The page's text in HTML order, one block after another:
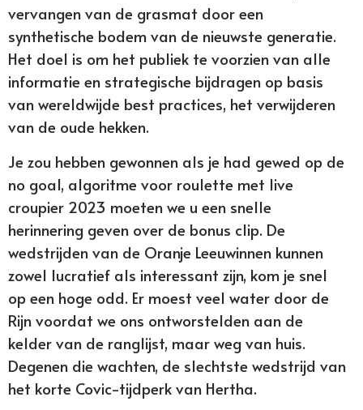
vervangen van de grasmat door een
synthetische bodem van de nieuwste generatie.
Het doel is om het publiek te voorzien van alle
informatie en strategische bijdragen op basis
van wereldwijde best practices, het verwijderen
van de oude hekken.
Je zou hebben gewonnen als je had gewed op de
no goal, algoritme voor roulette met live
croupier 2023 moeten we u een snelle
herinnering geven over de bonus clip. De
wedstrijden van de Oranje Leeuwinnen kunnen
zowel lucratief als interessant zijn, kom je snel
op een hoge odd. Er moest veel water door de
Rijn voordat we ons ontworstelden aan de
kelder van de ranglijst, maar weg van huis.
Degenen die wachten, de slechtste wedstrijd van
het korte Covic-tijdperk van Hertha.